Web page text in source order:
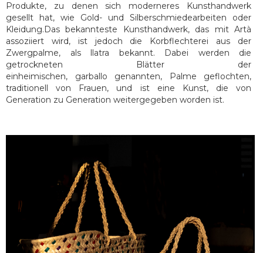
Produkte, zu denen sich moderneres Kunsthandwerk
gesellt hat, wie Gold- und Silberschmiedearbeiten oder
Kleidung.Das bekannteste Kunsthandwerk, das mit Artà
assoziiert wird, ist jedoch die Korbflechterei aus der
Zwergpalme, als llatra bekannt. Dabei werden die
getrockneten Blätter der
einheimischen, garballo genannten, Palme geflochten,
traditionell von Frauen, und ist eine Kunst, die von
Generation zu Generation weitergegeben worden ist.